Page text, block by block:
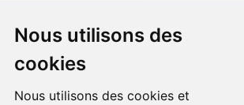
Nous utilisons des
cookies
Nous utilisons des cookies et
à 16:00